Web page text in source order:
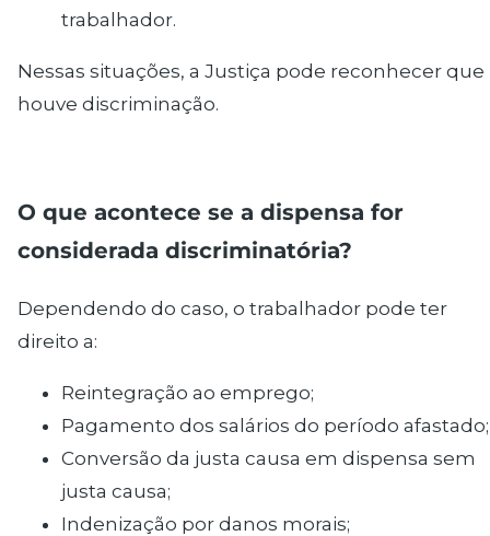
trabalhador.
Nessas situações, a Justiça pode reconhecer que
houve discriminação.
O que acontece se a dispensa for
considerada discriminatória?
Dependendo do caso, o trabalhador pode ter
direito a:
Reintegração ao emprego;
Pagamento dos salários do período afastado;
Conversão da justa causa em dispensa sem
justa causa;
Indenização por danos morais;